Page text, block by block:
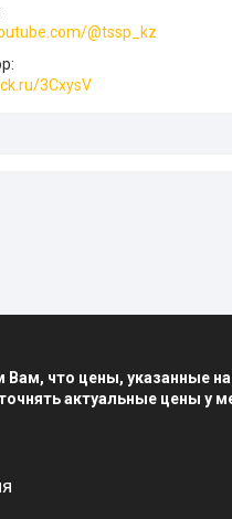
@tssp_kz
3CxysV
что цены, указанные
актуальные цены у